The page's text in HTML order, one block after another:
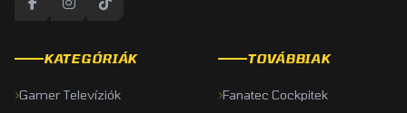
KATEGÓRIÁK
Gamer Televíziók
TOVÁBBIAK
Fanatec Cockpitek